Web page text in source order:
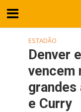
ESTADÃO
Denver
vencem
e Curry